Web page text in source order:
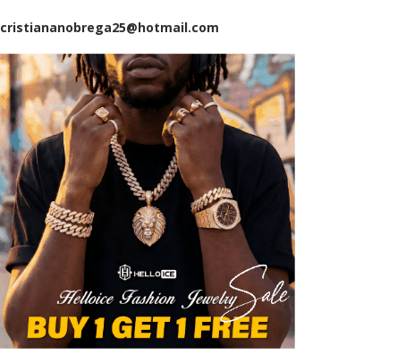
cristiananobrega25@hotmail.com